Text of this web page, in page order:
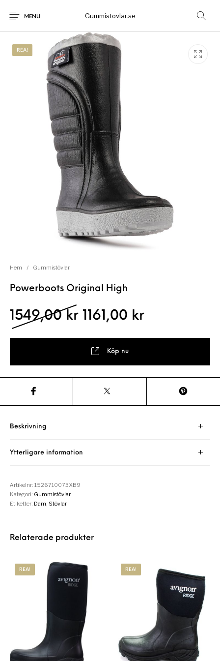
MENU Gummistovlar.se
Rea!
REA!
Hem / Gummistövlar
Powerboots Original High
1549,00 kr Det ursprungliga
1161,00 krDet
Köp nu
Beskrivning
Ytterligare information
Artikelnr:1526710073XB9
Kategori: Gummistövlar
Etiketter: Dam Stövlar
Relaterade produkter
REA! REA!